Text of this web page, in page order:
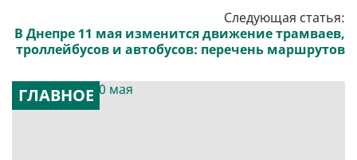
Следующая статья:
В Днепре 11 мая изменится движение трамваев,
троллейбусов и автобусов: перечень маршрутов
ГЛАВНОЕ